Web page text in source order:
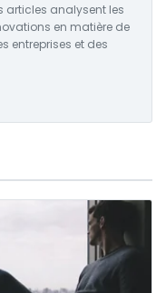
articles analysent les
en matière de
entreprises et des